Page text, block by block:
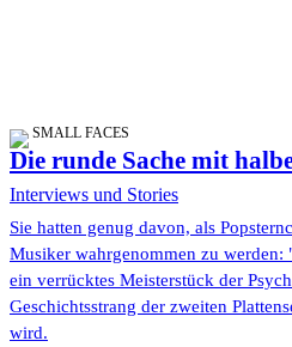
SMALL FACES
Die runde Sache mit
Interviews und Stories
Sie hatten genug davon, als
Musiker wahrgenommen zu werden:
ein verrücktes Meisterstück der
Geschichtsstrang der zweiten
wird.